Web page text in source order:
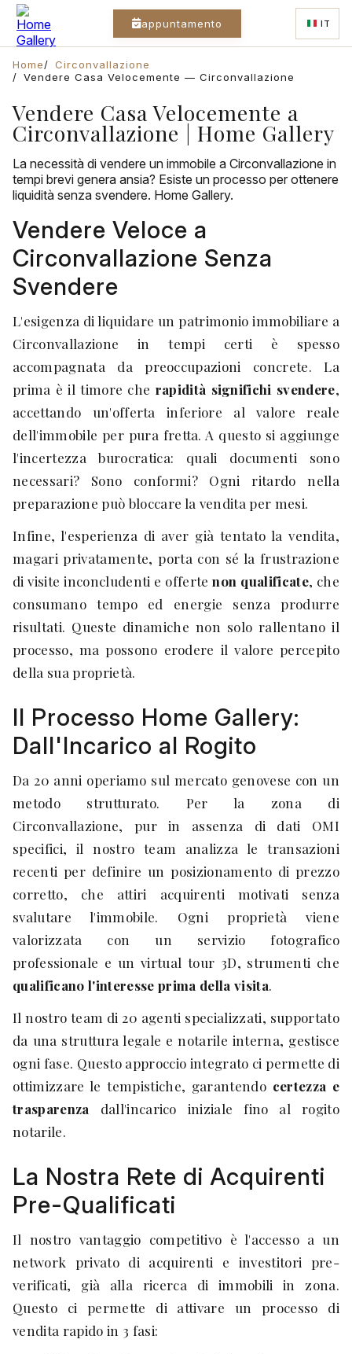
appuntamento IT
Home
Circonvallazione
Vendere Casa Velocemente — Circonvallazione
Vendere Casa Velocemente a
Circonvallazione | Home Gallery
La necessità di vendere un immobile a Circonvallazione in
tempi brevi genera ansia? Esiste un processo per ottenere
liquidità senza svendere. Home Gallery.
Vendere Veloce a
Circonvallazione Senza
Svendere
L'esigenza di liquidare un patrimonio immobiliare a
Circonvallazione in tempi certi è spesso
accompagnata da preoccupazioni concrete. La
prima è il timore che rapidità significhi svendere,
accettando un'offerta inferiore al valore reale
dell'immobile per pura fretta. A questo si aggiunge
l'incertezza burocratica: quali documenti sono
necessari? Sono conformi? Ogni ritardo nella
preparazione può bloccare la vendita per mesi.
Infine, l'esperienza di aver già tentato la vendita,
magari privatamente, porta con sé la frustrazione
di visite inconcludenti e offertenon qualificate, che
consumano tempo ed energie senza produrre
risultati. Queste dinamiche non solo rallentano il
processo, ma possono erodere il valore percepito
della sua proprietà.
Il Processo Home Gallery:
Dall'Incarico al Rogito
Da 20 anni operiamo sul mercato genovese con un
metodo strutturato. Per la zona di
Circonvallazione, pur in assenza di dati OMI
specifici, il nostro team analizza le transazioni
recenti per definire un posizionamento di prezzo
corretto, che attiri acquirenti motivati senza
svalutare l'immobile. Ogni proprietà viene
valorizzata con un servizio fotografico
professionale e un virtual tour 3D, strumenti che
qualificano l'interesse prima della visita.
Il nostro team di 20 agenti specializzati, supportato
da una struttura legale e notarile interna, gestisce
ogni fase. Questo approccio integrato ci permette di
ottimizzare le tempistiche, garantendo certezza e
trasparenza dall'incarico iniziale fino al rogito
notarile.
La Nostra Rete di Acquirenti
Pre-Qualificati
Il nostro vantaggio competitivo è l'accesso a un
network privato di acquirenti e investitori pre-
verificati, già alla ricerca di immobili in zona.
Questo ci permette di attivare un processo di
vendita rapido in 3 fasi: